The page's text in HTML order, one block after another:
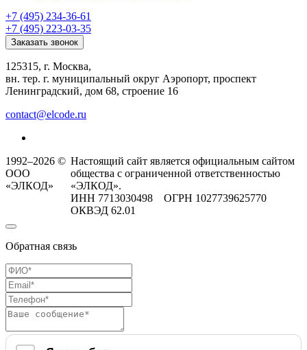
+7 (495) 234-36-61
+7 (495) 223-03-35
Заказать звонок
125315, г. Москва,
вн. тер. г. муниципальный округ Аэропорт, проспект
Ленинградский, дом 68, строение 16
contact@elcode.ru
1992–2026 ©
ООО
«ЭЛКОД»
Настоящий сайт является официальным сайтом
общества с ограниченной ответственностью
«ЭЛКОД».
ИНН 7713030498 ОГРН 1027739625770
ОКВЭД 62.01
Обратная связь